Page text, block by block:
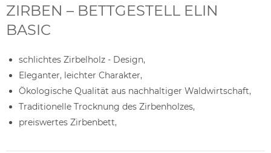
ZIRBEN – BETTGESTELL ELIN
BASIC
schlichtes Zirbelholz - Design,
Eleganter, leichter Charakter,
Ökologische Qualität aus nachhaltiger Waldwirtschaft,
Traditionelle Trocknung des Zirbenholzes,
preiswertes Zirbenbett,